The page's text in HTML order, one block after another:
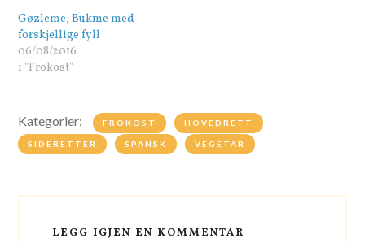
Gøzleme, Bukme med
forskjellige fyll
06/08/2016
i "Frokost"
Kategorier: FROKOST HOVEDRETT
SIDERETTER SPANSK VEGETAR
LEGG IGJEN EN KOMMENTAR